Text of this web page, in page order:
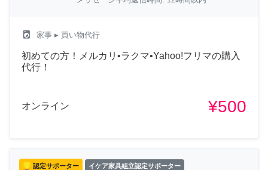
local_laundry_service 家事 ▸ 買い物代行
初めての方！メルカリ•ラクマ•Yahoo!フリマの購入
代行！
オンライン ¥500
認定サポーター イケア家具組立認定サポーター